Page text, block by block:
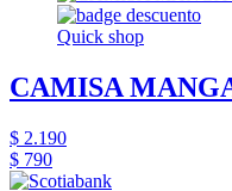
Quick shop
CAMISA
$ 2.190
$ 790